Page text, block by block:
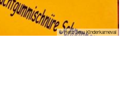
© Herz Jesu Kinderkarneval